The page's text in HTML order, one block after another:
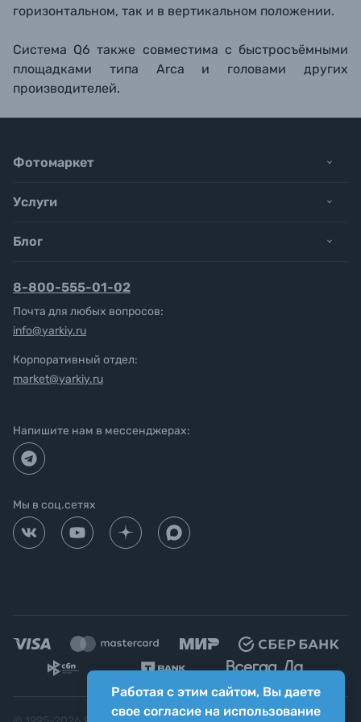
горизонтальном, так и в вертикальном положении.
Система Q6 также совместима с быстросъёмными
площадками типа Arca и головами других
производителей.
Работая с этим сайтом, Вы даете
свое согласие на использование
Фотомаркет
Услуги
Блог
8-800-555-01-02
Почта для любых вопросов:
info@yarkiy.ru
Корпоративный отдел:
market@yarkiy.ru
Напишите нам в мессенджерах:
Мы в соц.сетях